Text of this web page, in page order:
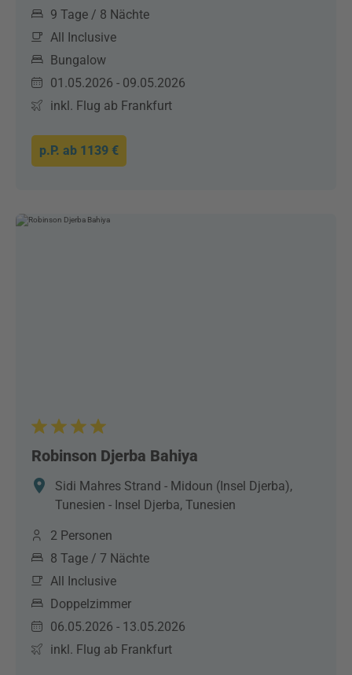
9 Tage / 8 Nächte
All Inclusive
Bungalow
01.05.2026 - 09.05.2026
inkl. Flug ab Frankfurt
p.P. ab 1139 €
Robinson Djerba Bahiya
Sidi Mahres Strand - Midoun (Insel Djerba),
Tunesien - Insel Djerba, Tunesien
2 Personen
8 Tage / 7 Nächte
All Inclusive
Doppelzimmer
06.05.2026 - 13.05.2026
inkl. Flug ab Frankfurt